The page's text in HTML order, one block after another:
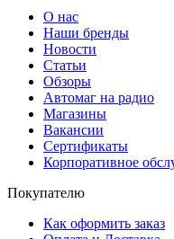
О нас
Наши бренды
Новости
Статьи
Обзоры
Автомаг на радио
Магазины
Вакансии
Сертификаты
Корпоративное
Покупателю
Как оформить заказ